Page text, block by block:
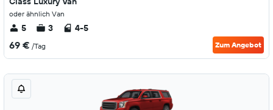
oder ähnlich Van
5 3 4-5
69 € /Tag Zum Angebot